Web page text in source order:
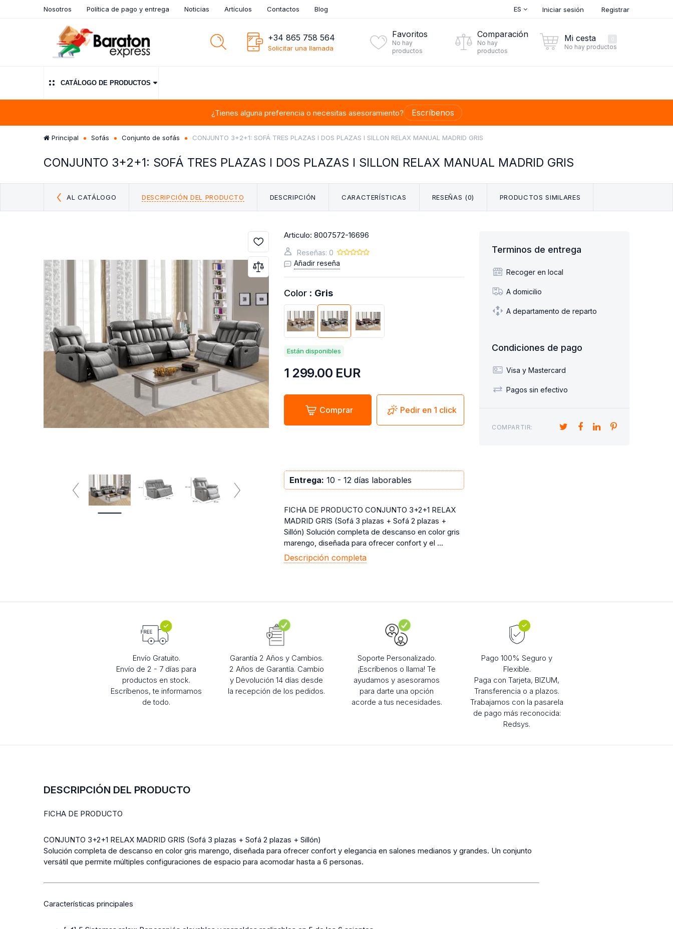
Nosotros Política de pago y entrega Noticias Artículos Contactos Blog ES Iniciar sesión Registrar
+34 865 758 564
Solicitar una llamada
Favoritos
No hay
productos
Comparación
No hay
productos
Mi cesta
No hay productos
CATÁLOGO DE PRODUCTOS
¿Tienes alguna preferencia o necesitas asesoramiento? Escríbenos
Principal Sofás Conjunto de sofás CONJUNTO 3+2+1: SOFÁ TRES PLAZAS I DOS PLAZAS I SILLON RELAX MANUAL MADRID GRIS
CONJUNTO 3+2+1: SOFÁ TRES PLAZAS I DOS PLAZAS I SILLON RELAX MANUAL MADRID GRIS
AL CATÁLOGO DESCRIPCIÓN DEL PRODUCTO DESCRIPCIÓN CARACTERÍSTICAS RESEÑAS (0) PRODUCTOS SIMILARES
Articulo: 8007572-16696
Reseñas: 0
Añadir reseña
Color : Gris
Están disponibles
1 299.00 EUR
Comprar Pedir en 1 click
Entrega: 10 - 12 días laborables
FICHA DE PRODUCTO CONJUNTO 3+2+1 RELAX
MADRID GRIS (Sofá 3 plazas + Sofá 2 plazas +
Sillón) Solución completa de descanso en color gris
marengo, diseñada para ofrecer confort y el ...
Descripción completa
Terminos de entrega
Recoger en local
A domicilio
A departamento de reparto
Condiciones de pago
Visa y Mastercard
Pagos sin efectivo
COMPARTIR:
Envío Gratuito.
Envío de 2 - 7 días para
productos en stock.
Escríbenos, te informamos
de todo.
Garantía 2 Años y Cambios.
2 Años de Garantía. Cambio
y Devolución 14 días desde
la recepción de los pedidos.
Soporte Personalizado.
¡Escríbenos o llama! Te
ayudamos y asesoramos
para darte una opción
acorde a tus necesidades.
Pago 100% Seguro y
Flexible.
Paga con Tarjeta, BIZUM,
Transferencia o a plazos.
Trabajamos con la pasarela
de pago más reconocida:
Redsys.
DESCRIPCIÓN DEL PRODUCTO
FICHA DE PRODUCTO
CONJUNTO 3+2+1 RELAX MADRID GRIS (Sofá 3 plazas + Sofá 2 plazas + Sillón)
Solución completa de descanso en color gris marengo, diseñada para ofrecer confort y elegancia en salones medianos y grandes. Un conjunto
versátil que permite múltiples configuraciones de espacio para acomodar hasta a 6 personas.
Características principales